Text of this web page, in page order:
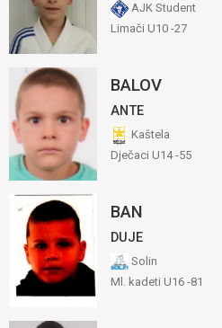
AJK Student
Limači U10 -27
BALOV
ANTE
Kaštela
Dječaci U14 -55
BAN
DUJE
Solin
Ml. kadeti U16 -81